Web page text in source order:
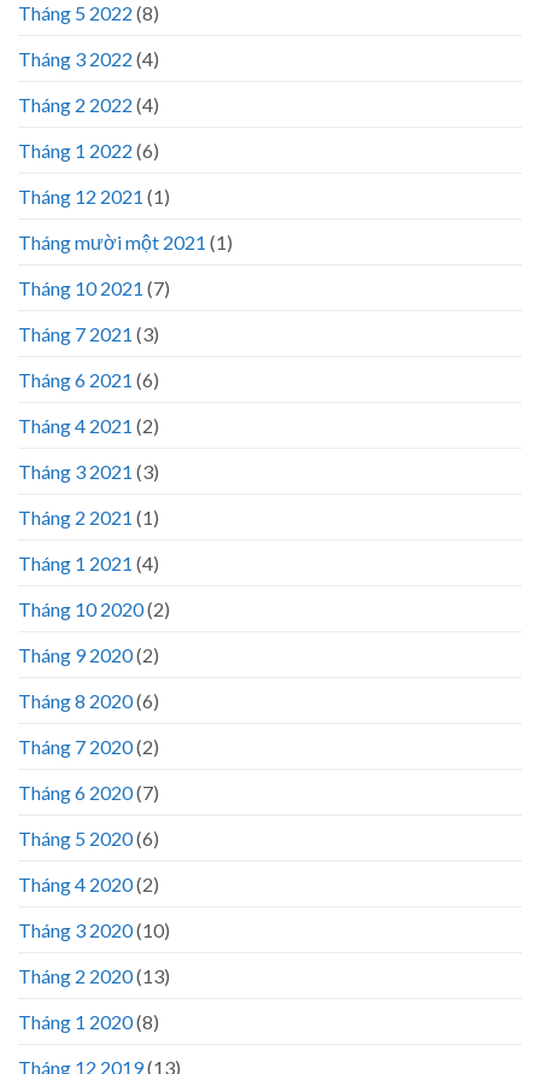
Tháng 5 2022 (8)
Tháng 3 2022 (4)
Tháng 2 2022 (4)
Tháng 1 2022 (6)
Tháng 12 2021 (1)
Tháng mười một 2021 (1)
Tháng 10 2021 (7)
Tháng 7 2021 (3)
Tháng 6 2021 (6)
Tháng 4 2021 (2)
Tháng 3 2021 (3)
Tháng 2 2021 (1)
Tháng 1 2021 (4)
Tháng 10 2020(2)
Tháng 9 2020(2)
Tháng 8 2020(6)
Tháng 7 2020(2)
Tháng 6 2020(7)
Tháng 5 2020(6)
Tháng 4 2020(2)
Tháng 3 2020(10)
Tháng 2 2020(13)
Tháng 1 2020(8)
Tháng 12 2019(13)